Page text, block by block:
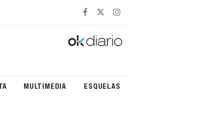
MULTIMEDIA ESQUELAS